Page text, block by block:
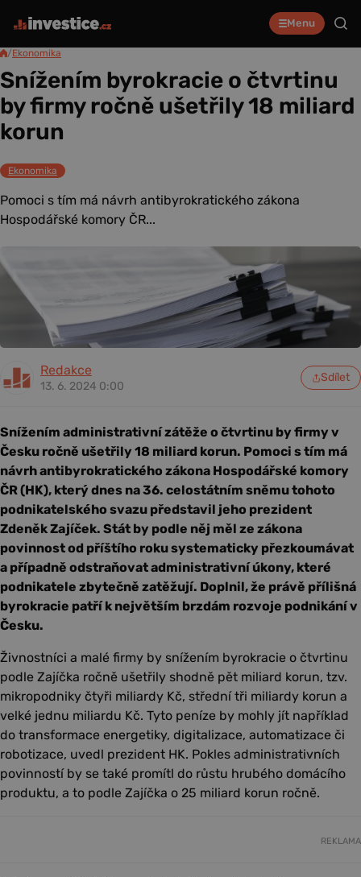
Menu
/Ekonomika
Snížením byrokracie o čtvrtinu
by firmy ročně ušetřily 18 miliard
korun
Ekonomika
Pomoci s tím má návrh antibyrokratického zákona
Hospodářské komory ČR...
Redakce
13. 6. 2024 0:00
Sdílet
Snížením administrativní zátěže o čtvrtinu by firmy v
Česku ročně ušetřily 18 miliard korun. Pomoci s tím má
návrh antibyrokratického zákona Hospodářské komory
ČR (HK), který dnes na 36. celostátním sněmu tohoto
podnikatelského svazu představil jeho prezident
Zdeněk Zajíček. Stát by podle něj měl ze zákona
povinnost od příštího roku systematicky přezkoumávat
a případně odstraňovat administrativní úkony, které
podnikatele zbytečně zatěžují. Doplnil, že právě přílišná
byrokracie patří k největším brzdám rozvoje podnikání v
Česku.
Živnostníci a malé firmy by snížením byrokracie o čtvrtinu
podle Zajíčka ročně ušetřily shodně pět miliard korun, tzv.
mikropodniky čtyři miliardy Kč, střední tři miliardy korun a
velké jednu miliardu Kč. Tyto peníze by mohly jít například
do transformace energetiky, digitalizace, automatizace či
robotizace, uvedl prezident HK. Pokles administrativních
povinností by se také promítl do růstu hrubého domácího
produktu, a to podle Zajíčka o 25 miliard korun ročně.
REKLAMA